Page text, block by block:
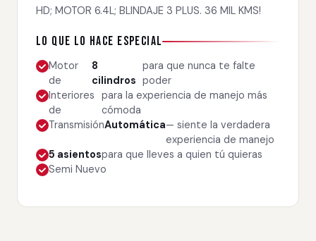
HD; MOTOR 6.4L; BLINDAJE 3 PLUS. 36 MIL KMS!
Lo que lo hace especial
Motor
de
8
cilindros
para que nunca te falte
poder
Interiores
de
para la experiencia de manejo más
cómoda
TransmisiónAutomática— siente la verdadera
experiencia de manejo
5 asientospara que lleves a quien tú quieras
Semi Nuevo